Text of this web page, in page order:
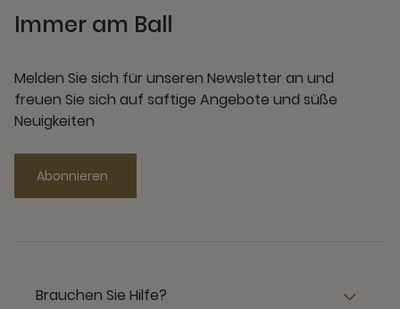
Immer am Ball
Melden Sie sich für unseren Newsletter an und
freuen Sie sich auf saftige Angebote und süße
Neuigkeiten
Abonnieren
Brauchen Sie Hilfe?